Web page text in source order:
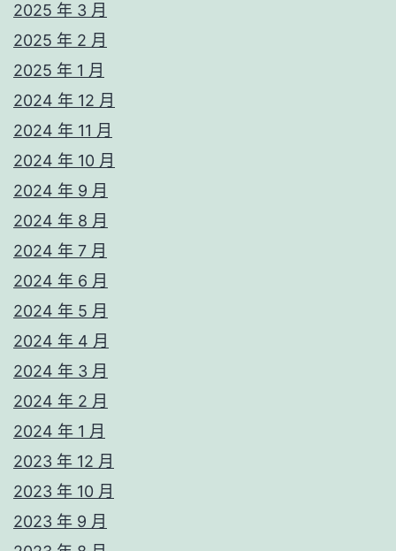
2025 年 3 月
2025 年 2 月
2025 年 1 月
2024 年 12 月
2024 年 11 月
2024 年 10 月
2024 年 9 月
2024 年 8 月
2024 年 7 月
2024 年 6 月
2024 年 5 月
2024 年 4 月
2024 年 3 月
2024 年 2 月
2024 年 1 月
2023 年 12 月
2023 年 10 月
2023 年 9 月